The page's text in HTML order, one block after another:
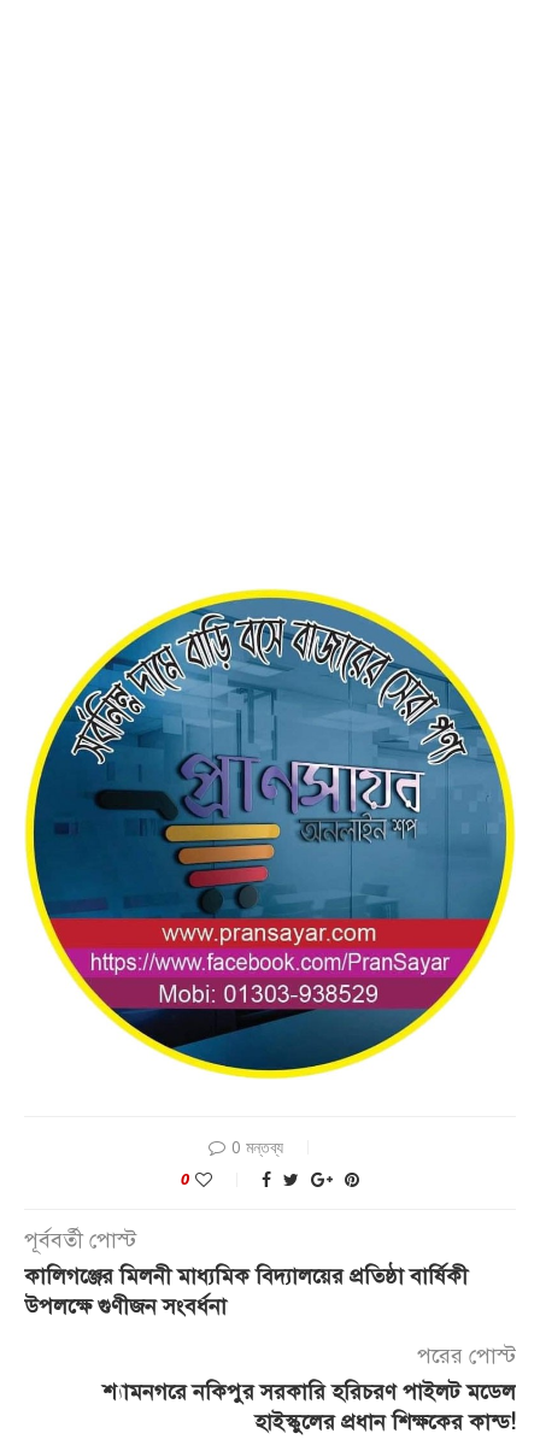
0 মন্তব্য
0
পূর্ববর্তী পোস্ট
কা‌লিগ‌ঞ্জের মিলনী মাধ্যমিক বিদ্যালয়ের প্রতিষ্ঠা বার্ষিকী
উপলক্ষে গুণীজন সংবর্ধনা
পরের পোস্ট
শ্যামনগরে নকিপুর সরকারি হরিচরণ পাইলট মডেল
হাইস্কুলের প্রধান শিক্ষকের কান্ড!